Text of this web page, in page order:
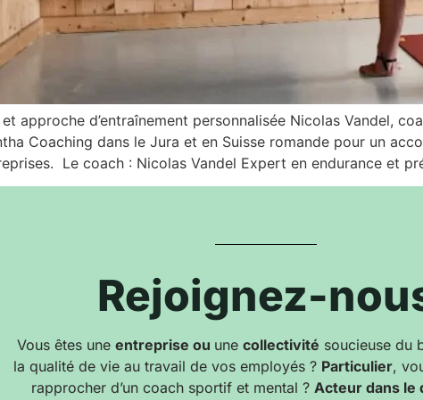
approche d’entraînement personnalisée Nicolas Vandel,
Coaching dans le Jura et en Suisse romande pour un
Le coach : Nicolas Vandel Expert en endurance et
Rejoignez-
Vous êtes une entreprise ou une collectivité soucieuse du
la qualité de vie au travail de vos employés ? Particulier,
rapprocher d’un coach sportif et mental ? Acteur dans le